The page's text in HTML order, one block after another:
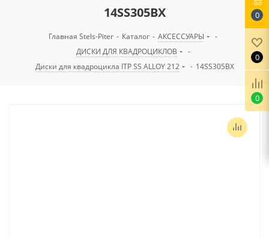
14SS305BX
Главная Stels-Piter - Каталог - АКСЕССУАРЫ
-
ДИСКИ ДЛЯ КВАДРОЦИКЛОВ
-
Диски для квадроцикла ITP SS ALLOY 212
- 14SS305BX
0
0
0